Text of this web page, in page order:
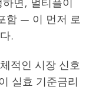
함 — 이 먼저 로
.
적인 시장 신호
실효 기준금리